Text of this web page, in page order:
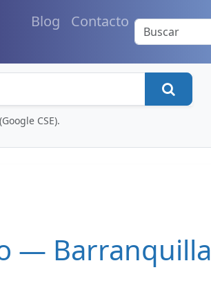
Blog Contacto
CSE).
— Barranquilla